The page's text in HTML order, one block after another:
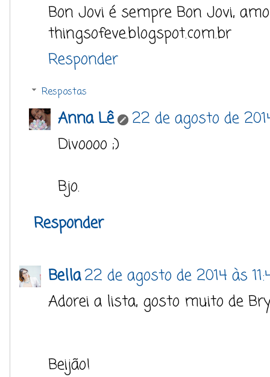
Bon Jovi é sempre Bon Jovi,
thingsofeve.blogspot.com.br
Responder
Respostas
Anna Lê
22 de agosto de
Divoooo ;)
Bjo.
Responder
Bella22 de agosto de 2014 às
Adorei a lista, gosto muito de
Beijão!